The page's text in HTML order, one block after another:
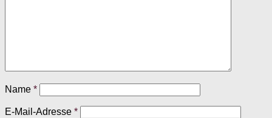
Name *
E-Mail-Adresse *